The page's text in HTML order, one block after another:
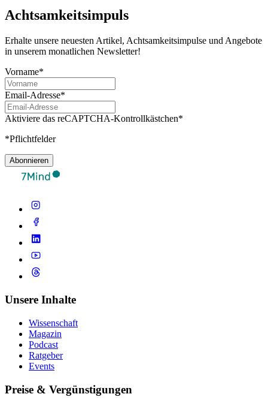
Achtsamkeitsimpuls
Erhalte unsere neuesten Artikel, Achtsamkeitsimpulse und Angebote
in unserem monatlichen Newsletter!
Vorname*
Email-Adresse*
Aktiviere das reCAPTCHA-Kontrollkästchen*
*Pflichtfelder
Abonnieren
Unsere Inhalte
Wissenschaft
Magazin
Podcast
Ratgeber
Events
Preise & Vergünstigungen